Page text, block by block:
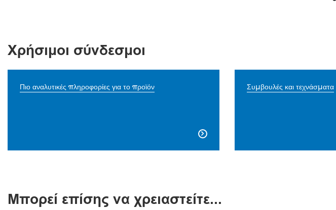
Χρήσιμοι σύνδεσμοι
Πιο αναλυτικές πληροφορίες για το προϊόν

Συμβουλές και τεχνάσματα
Μπορεί επίσης να χρειαστείτε...